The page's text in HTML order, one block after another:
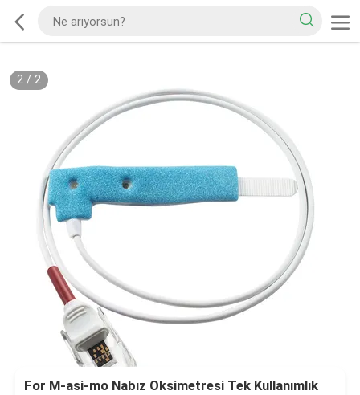
2/ 2
For M-asi-mo Nabız Oksimetresi Tek Kullanımlık